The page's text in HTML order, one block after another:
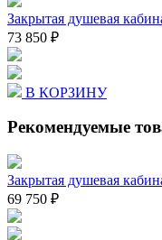
Закрытая душевая
73 850 ₽
В КОРЗИНУ
Рекомендуемые
Закрытая душевая
69 750 ₽